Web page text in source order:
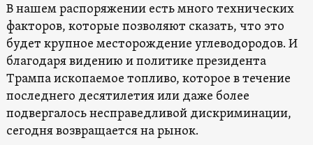
В нашем распоряжении есть много технических
факторов, которые позволяют сказать, что это
будет крупное месторождение углеводородов. И
благодаря видению и политике президента
Трампа ископаемое топливо, которое в течение
последнего десятилетия или даже более
подвергалось несправедливой дискриминации,
сегодня возвращается на рынок.